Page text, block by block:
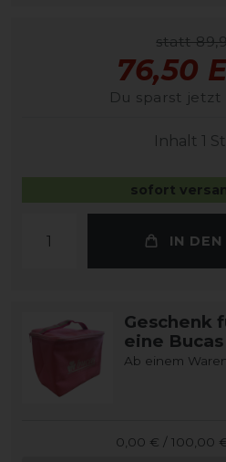
statt
76,50
Du sparst jetzt
Inhalt 1
sofort
IN
Geschenk
eine
Ab einem
0,00 € / 100,00 €